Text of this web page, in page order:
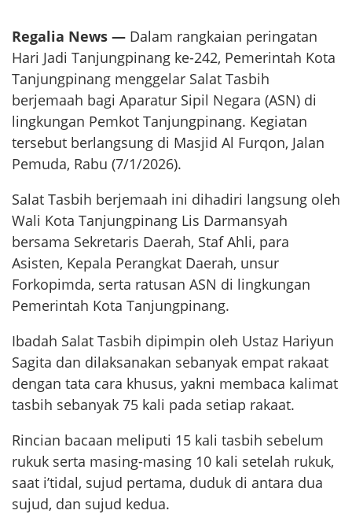
Regalia News — Dalam rangkaian peringatan
Hari Jadi Tanjungpinang ke-242, Pemerintah Kota
Tanjungpinang menggelar Salat Tasbih
berjemaah bagi Aparatur Sipil Negara (ASN) di
lingkungan Pemkot Tanjungpinang. Kegiatan
tersebut berlangsung di Masjid Al Furqon, Jalan
Pemuda, Rabu (7/1/2026).
Salat Tasbih berjemaah ini dihadiri langsung oleh
Wali Kota Tanjungpinang Lis Darmansyah
bersama Sekretaris Daerah, Staf Ahli, para
Asisten, Kepala Perangkat Daerah, unsur
Forkopimda, serta ratusan ASN di lingkungan
Pemerintah Kota Tanjungpinang.
Ibadah Salat Tasbih dipimpin oleh Ustaz Hariyun
Sagita dan dilaksanakan sebanyak empat rakaat
dengan tata cara khusus, yakni membaca kalimat
tasbih sebanyak 75 kali pada setiap rakaat.
Rincian bacaan meliputi 15 kali tasbih sebelum
rukuk serta masing-masing 10 kali setelah rukuk,
saat i’tidal, sujud pertama, duduk di antara dua
sujud, dan sujud kedua.